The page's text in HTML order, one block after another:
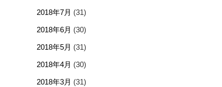
2018年7月 (31)
2018年6月 (30)
2018年5月 (31)
2018年4月 (30)
2018年3月 (31)